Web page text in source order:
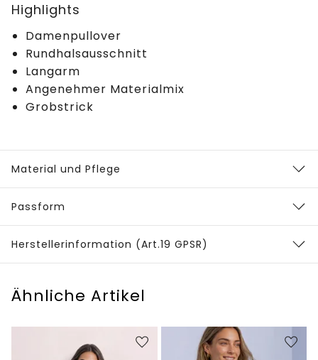
Highlights
Damenpullover
Rundhalsausschnitt
Langarm
Angenehmer Materialmix
Grobstrick
Material und Pflege
Passform
Herstellerinformation (Art.19 GPSR)
Ähnliche Artikel